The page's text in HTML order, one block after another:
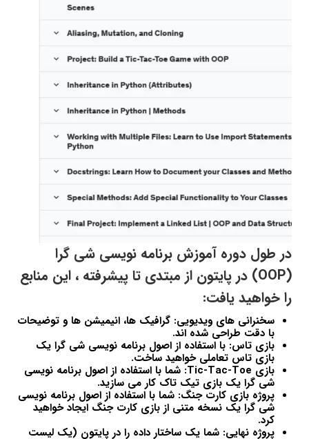
در طول دوره آموزش برنامه نویسی شی گرا
(OOP) در پایتون از مبتدی تا پیشرفته ، این منابع
را خواهید یافت:
سخنرانی های ویدیویی: گرافیک ها، انیمیشن ها و توضیحات
با دقت طراحی شده اند.
بازی تاس: با استفاده از اصول برنامه نویسی شی گرا یک
بازی تاس تعاملی خواهید ساخت.
بازی Tic-Tac-Toe: شما با استفاده از اصول برنامه نویسی
شی گرا یک بازی تیک تاک کار می سازید.
پروژه بازی کارت جنگ: شما با استفاده از اصول برنامه نویسی
شی گرا یک نسخه متنی از بازی کارت جنگ ایجاد خواهید
کرد.
پروژه نهایی: شما یک ساختار داده را در پایتون (یک لیست